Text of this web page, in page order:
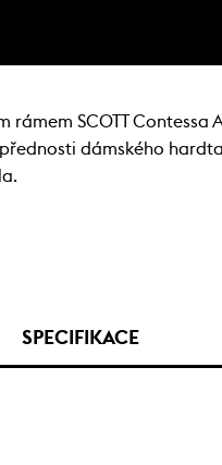
rámem SCOTT
dámského
SPECIFIKACE